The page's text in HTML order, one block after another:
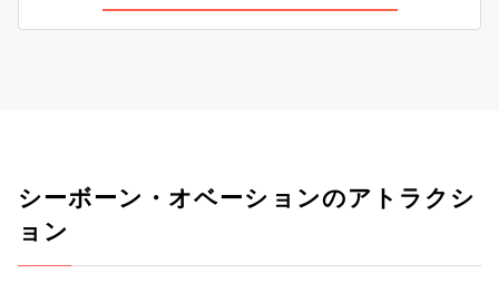
シーボーン・オベーションのアトラクシ
ョン